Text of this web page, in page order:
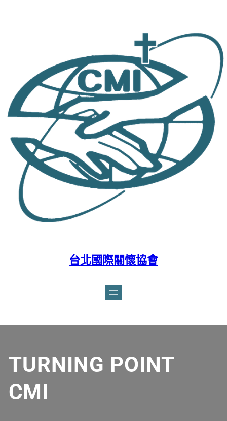
台北國際關懷協會
TURNING POINT
CMI